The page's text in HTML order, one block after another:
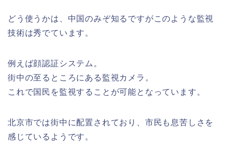
どう使うかは、中国のみぞ知るですがこのような監視
技術は秀でています。
例えば顔認証システム。
街中の至るところにある監視カメラ。
これで国民を監視することが可能となっています。
北京市では街中に配置されており、市民も息苦しさを
感じているようです。